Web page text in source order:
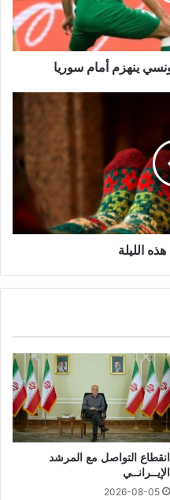
ينهزم أمام سوريا
الليلة
انقطاع التواصل مع المرشد
الإيــرانــي
2026-08-05